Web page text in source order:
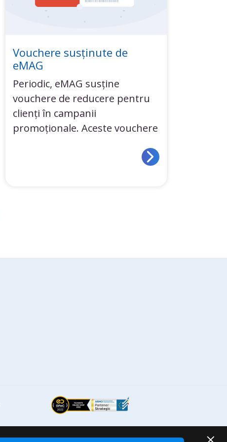
Vouchere susținute de
eMAG
Periodic, eMAG susține
vouchere de reducere pentru
clienți în campanii
promoționale. Aceste vouchere